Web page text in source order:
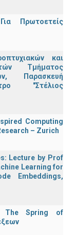
Πρωτοετείς
και
Τμήματος
Παρασκευή
"Στέλιος
Computing
– Zurich
Lecture by Prof
Learning for
Εmbeddings,
The Spring of